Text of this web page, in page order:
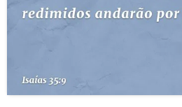
PERGUNTE À BÍBLIA
QUEM SOMOS